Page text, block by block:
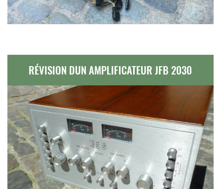
RÉVISION DUN AMPLIFICATEUR JFB 2030